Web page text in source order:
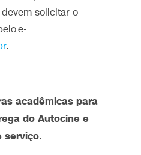
solicitar o
e-
.
acadêmicas para
do Autocine e
serviço.